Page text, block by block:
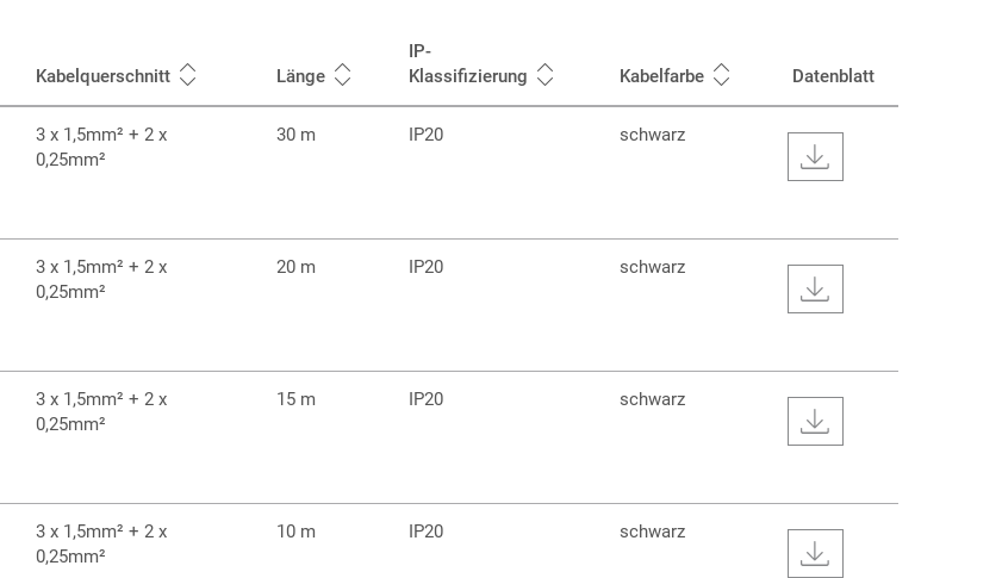
Kabelquerschnitt Länge
IP-
Klassifizierung
Kabelfarbe Datenblatt
3 x 1,5mm² + 2 x
0,25mm²
30 m IP20 schwarz
3 x 1,5mm² + 2 x
0,25mm²
20 m IP20 schwarz
3 x 1,5mm² + 2 x
0,25mm²
15 m IP20 schwarz
3 x 1,5mm² + 2 x
0,25mm²
10 m IP20 schwarz